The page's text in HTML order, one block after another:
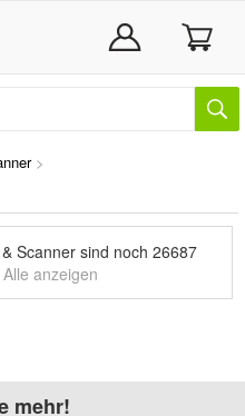
>
Scanner sind noch 26687
Alle anzeigen
mehr!